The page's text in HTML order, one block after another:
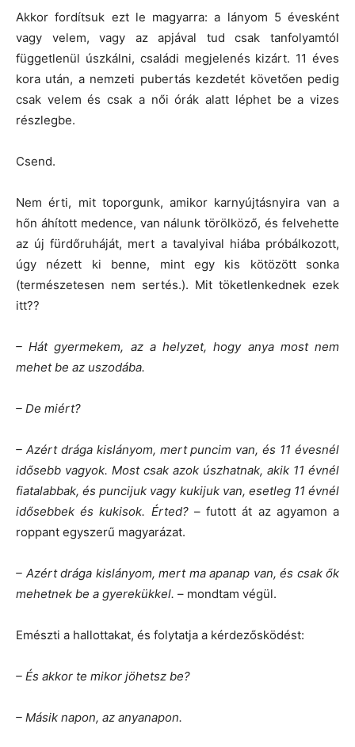
Akkor fordítsuk ezt le magyarra: a lányom 5 évesként
vagy velem, vagy az apjával tud csak tanfolyamtól
függetlenül úszkálni, családi megjelenés kizárt. 11 éves
kora után, a nemzeti pubertás kezdetét követően pedig
csak velem és csak a női órák alatt léphet be a vizes
részlegbe.
Csend.
Nem érti, mit toporgunk, amikor karnyújtásnyira van a
hőn áhított medence, van nálunk törölköző, és felvehette
az új fürdőruháját, mert a tavalyival hiába próbálkozott,
úgy nézett ki benne, mint egy kis kötözött sonka
(természetesen nem sertés.). Mit töketlenkednek ezek
itt??
– Hát gyermekem, az a helyzet, hogy anya most nem
mehet be az uszodába.
– De miért?
– Azért drága kislányom, mert puncim van, és 11 évesnél
idősebb vagyok. Most csak azok úszhatnak, akik 11 évnél
fiatalabbak, és puncijuk vagy kukijuk van, esetleg 11 évnél
idősebbek és kukisok. Érted? – futott át az agyamon a
roppant egyszerű magyarázat.
– Azért drága kislányom, mert ma apanap van, és csak ők
mehetnek be a gyerekükkel. – mondtam végül.
Emészti a hallottakat, és folytatja a kérdezősködést:
– És akkor te mikor jöhetsz be?
– Másik napon, az anyanapon.